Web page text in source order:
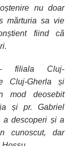
nu doar
mărturia sa vie
fiind că
– filiala Cluj-
Cluj-Gherla și
mod deosebit
și pr. Gabriel
a descoperi și a
cunoscut, dar